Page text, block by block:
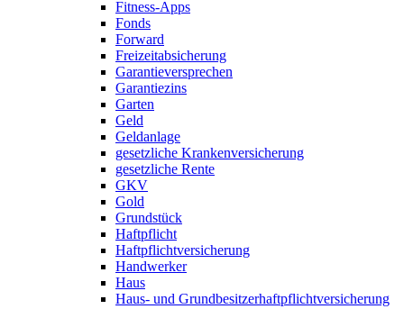
Fitness-Apps
Fonds
Forward
Freizeitabsicherung
Garantieversprechen
Garantiezins
Garten
Geld
Geldanlage
gesetzliche Krankenversicherung
gesetzliche Rente
GKV
Gold
Grundstück
Haftpflicht
Haftpflichtversicherung
Handwerker
Haus
Haus- und Grundbesitzerhaftpflichtversicherung